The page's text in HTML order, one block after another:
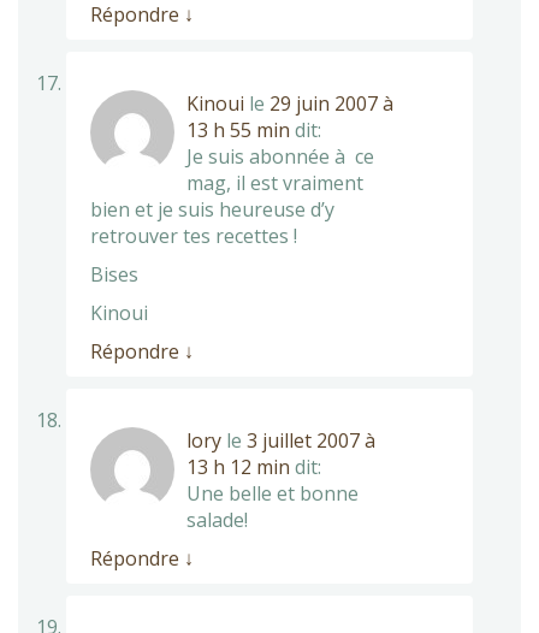
Répondre ↓
Kinoui le 29 juin 2007 à
13 h 55 min dit:
Je suis abonnée à ce
mag, il est vraiment
bien et je suis heureuse d’y
retrouver tes recettes !
Bises
Kinoui
Répondre ↓
lory le 3 juillet 2007 à
13 h 12 min dit:
Une belle et bonne
salade!
Répondre ↓